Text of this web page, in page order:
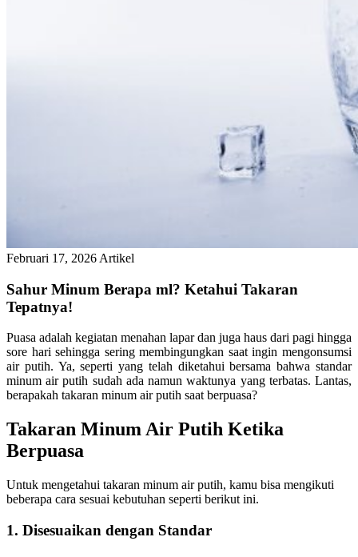
Februari 17, 2026 Artikel
Sahur Minum Berapa ml? Ketahui Takaran
Tepatnya!
Puasa adalah kegiatan menahan lapar dan juga haus dari pagi hingga
sore hari sehingga sering membingungkan saat ingin mengonsumsi
air putih. Ya, seperti yang telah diketahui bersama bahwa standar
minum air putih sudah ada namun waktunya yang terbatas. Lantas,
berapakah takaran minum air putih saat berpuasa?
Takaran Minum Air Putih Ketika
Berpuasa
Untuk mengetahui takaran minum air putih, kamu bisa mengikuti
beberapa cara sesuai kebutuhan seperti berikut ini.
1. Disesuaikan dengan Standar